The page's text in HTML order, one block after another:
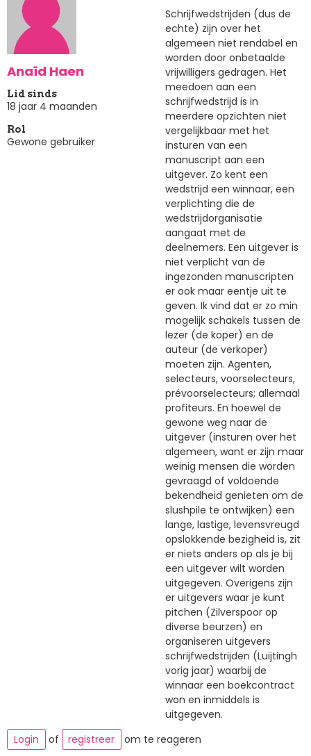
Anaïd Haen
Lid sinds
18 jaar 4 maanden
Rol
Gewone gebruiker
Schrijfwedstrijden (dus de
echte) zijn over het
algemeen niet rendabel en
worden door onbetaalde
vrijwilligers gedragen. Het
meedoen aan een
schrijfwedstrijd is in
meerdere opzichten niet
vergelijkbaar met het
insturen van een
manuscript aan een
uitgever. Zo kent een
wedstrijd een winnaar, een
verplichting die de
wedstrijdorganisatie
aangaat met de
deelnemers. Een uitgever is
niet verplicht van de
ingezonden manuscripten
er ook maar eentje uit te
geven. Ik vind dat er zo min
mogelijk schakels tussen de
lezer (de koper) en de
auteur (de verkoper)
moeten zijn. Agenten,
selecteurs, voorselecteurs,
prévoorselecteurs; allemaal
profiteurs. En hoewel de
gewone weg naar de
uitgever (insturen over het
algemeen, want er zijn maar
weinig mensen die worden
gevraagd of voldoende
bekendheid genieten om de
slushpile te ontwijken) een
lange, lastige, levensvreugd
opslokkende bezigheid is, zit
er niets anders op als je bij
een uitgever wilt worden
uitgegeven. Overigens zijn
er uitgevers waar je kunt
pitchen (Zilverspoor op
diverse beurzen) en
organiseren uitgevers
schrijfwedstrijden (Luijtingh
vorig jaar) waarbij de
winnaar een boekcontract
won en inmiddels is
uitgegeven.
Login
of registreer om te reageren